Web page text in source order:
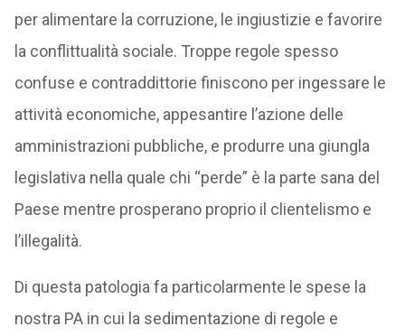
per alimentare la corruzione, le ingiustizie e favorire
la conflittualità sociale. Troppe regole spesso
confuse e contraddittorie finiscono per ingessare le
attività economiche, appesantire l’azione delle
amministrazioni pubbliche, e produrre una giungla
legislativa nella quale chi “perde” è la parte sana del
Paese mentre prosperano proprio il clientelismo e
l’illegalità.
Di questa patologia fa particolarmente le spese la
nostra PA in cui la sedimentazione di regole e